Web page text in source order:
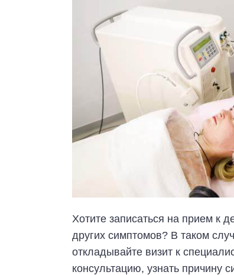
Хотите записаться на прием к
других симптомов? В таком
откладывайте визит к
консультацию, узнать причину